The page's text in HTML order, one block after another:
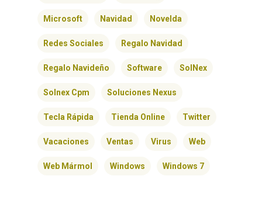
Microsoft Navidad Novelda
Redes Sociales Regalo Navidad
Regalo Navideño Software SolNex
Solnex Cpm Soluciones Nexus
Tecla Rápida Tienda Online Twitter
Vacaciones Ventas Virus Web
Web Mármol Windows Windows 7